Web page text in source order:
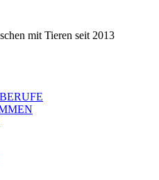
mit Tieren seit 2013